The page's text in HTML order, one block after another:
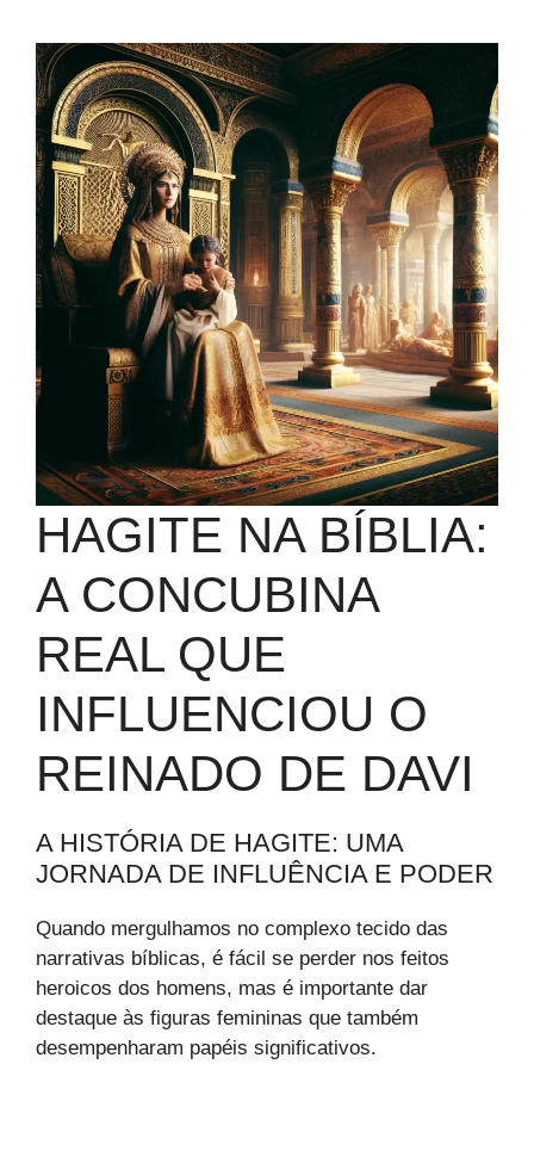
HAGITE NA BÍBLIA:
A CONCUBINA
REAL QUE
INFLUENCIOU O
REINADO DE DAVI
A HISTÓRIA DE HAGITE: UMA
JORNADA DE INFLUÊNCIA E PODER
Quando mergulhamos no complexo tecido das
narrativas bíblicas, é fácil se perder nos feitos
heroicos dos homens, mas é importante dar
destaque às figuras femininas que também
desempenharam papéis significativos.